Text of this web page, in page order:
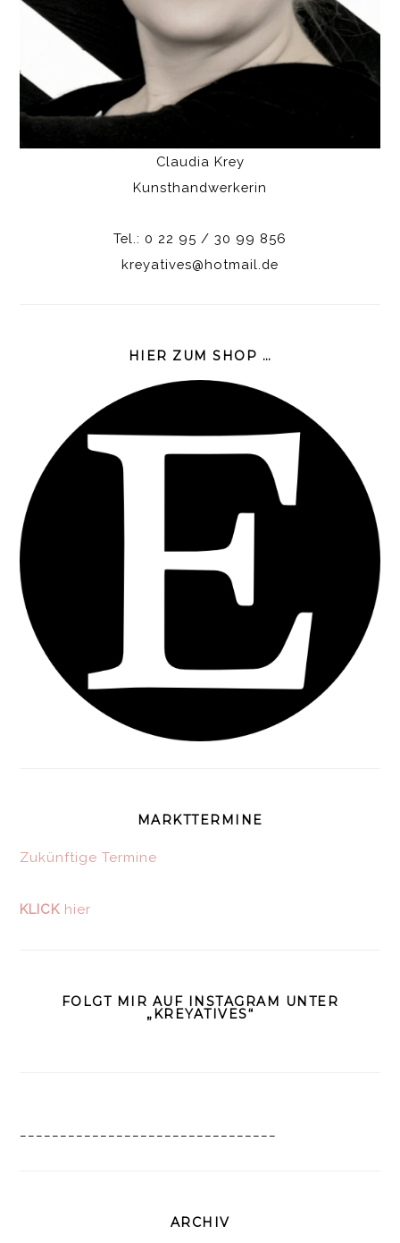
Claudia Krey
Kunsthandwerkerin
Tel.: 0 22 95 / 30 99 856
kreyatives@hotmail.de
HIER ZUM SHOP …
MARKTTERMINE
Zukünftige Termine
KLICK hier
FOLGT MIR AUF INSTAGRAM UNTER
„KREYATIVES“
ARCHIV